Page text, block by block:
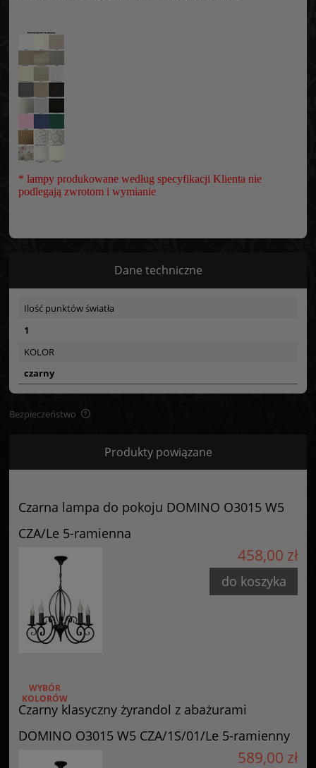
* lampy produkowane według specyfikacji Klienta nie
podlegają zwrotom i wymianie
Dane techniczne
Ilość punktów światła
1
KOLOR
czarny
Bezpieczeństwo
Certyfikaty i ostrzeżenie bezpieczeństwa
Starzyńskiego 6
42-224 Częstochowa, Polska
info@goldsun-lampy.pl
Produkty powiązane
Czarna lampa do pokoju DOMINO O3015 W5
CZA/Le 5-ramienna
458,00 zł
do koszyka
Czarny klasyczny żyrandol z abażurami
DOMINO O3015 W5 CZA/1S/01/Le 5-ramienny
WYBÓR
KOLORÓW
589,00 zł